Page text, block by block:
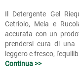
Il Detergente Gel
Cetriolo, Mela e
accurata con un
prendersi cura di una
leggero e fresco,
Continua >>